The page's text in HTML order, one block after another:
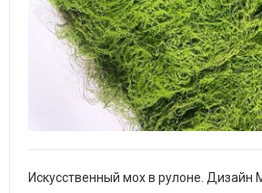
Искусственный мох в рулоне. Дизайн